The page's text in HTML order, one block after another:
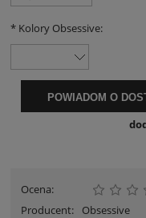
* Kolory Obsessive:
POWIADOM O
Ocena:
Producent:
Obsessive